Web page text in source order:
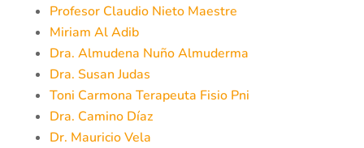
Profesor Claudio Nieto Maestre
Miriam Al Adib
Dra. Almudena Nuño Almuderma
Dra. Susan Judas
Toni Carmona Terapeuta Fisio Pni
Dra. Camino Díaz
Dr. Mauricio Vela